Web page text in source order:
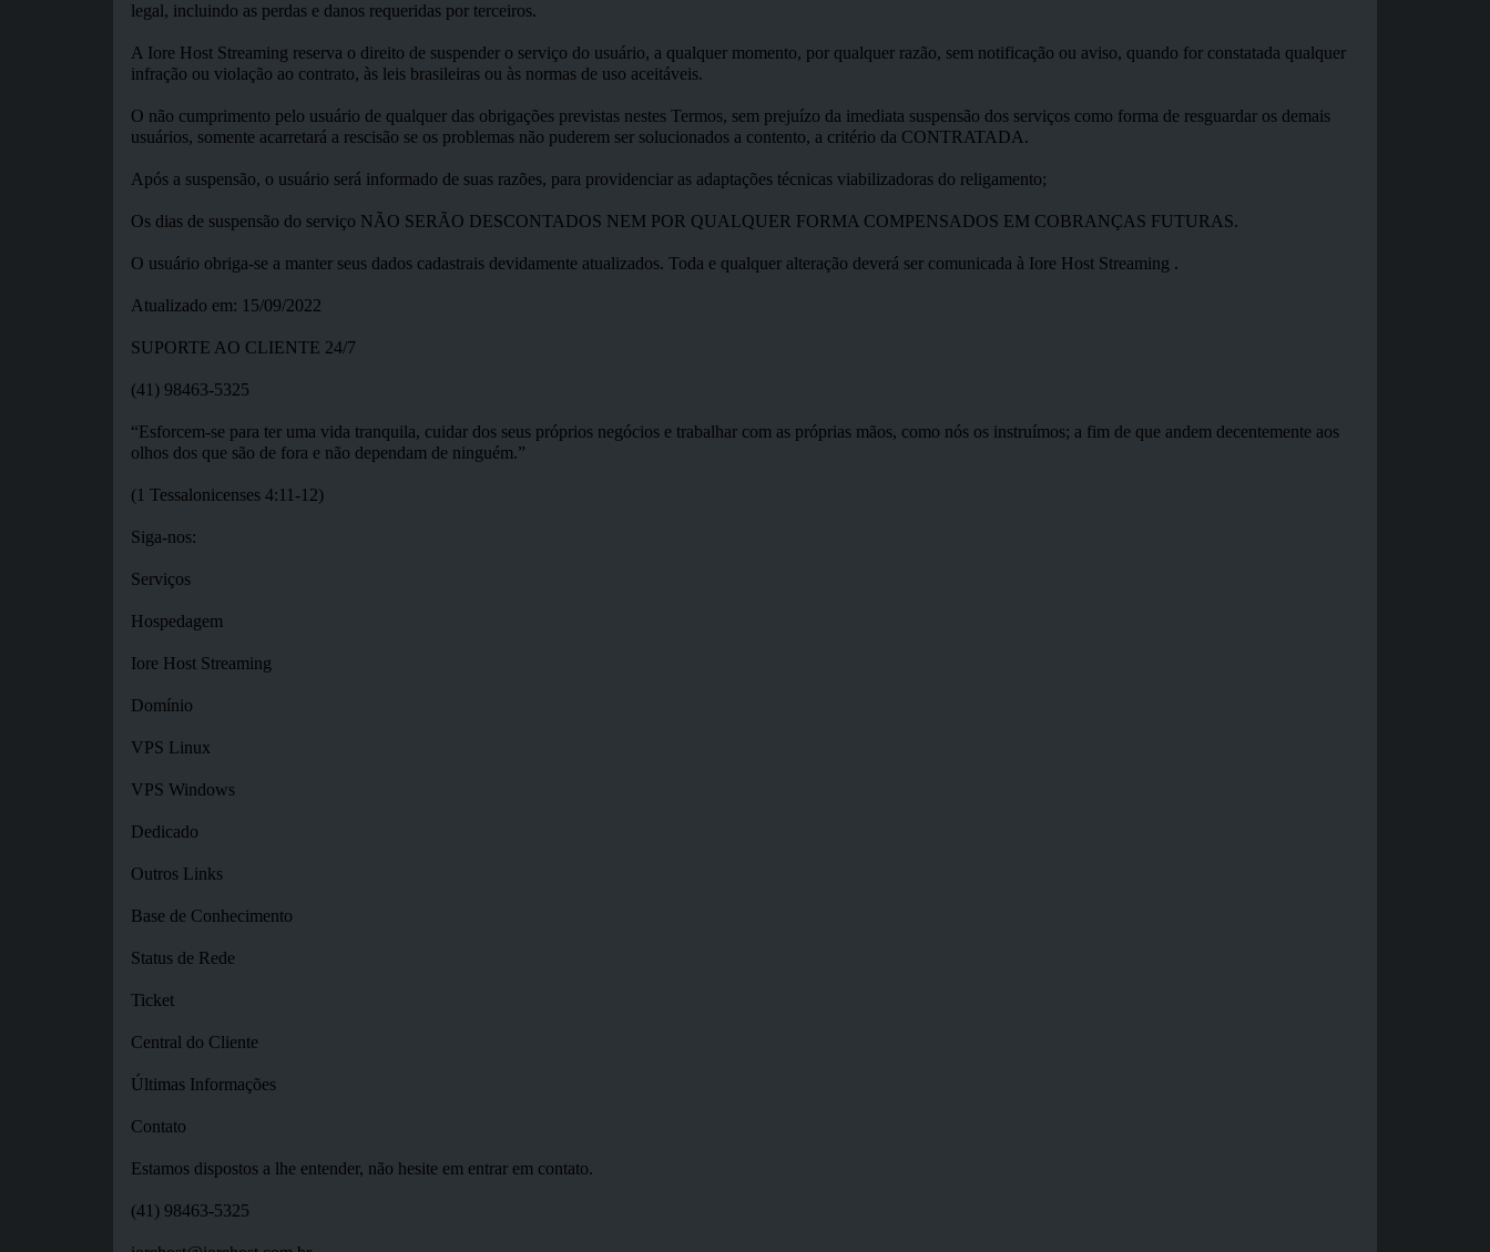
legal, incluindo as perdas e danos requeridas por terceiros.
A Iore Host Streaming reserva o direito de suspender o serviço do usuário, a qualquer momento, por qualquer razão, sem notificação ou aviso, quando for constatada qualquer
infração ou violação ao contrato, às leis brasileiras ou às normas de uso aceitáveis.
O não cumprimento pelo usuário de qualquer das obrigações previstas nestes Termos, sem prejuízo da imediata suspensão dos serviços como forma de resguardar os demais
usuários, somente acarretará a rescisão se os problemas não puderem ser solucionados a contento, a critério da CONTRATADA.
Após a suspensão, o usuário será informado de suas razões, para providenciar as adaptações técnicas viabilizadoras do religamento;
Os dias de suspensão do serviço NÃO SERÃO DESCONTADOS NEM POR QUALQUER FORMA COMPENSADOS EM COBRANÇAS FUTURAS.
O usuário obriga-se a manter seus dados cadastrais devidamente atualizados. Toda e qualquer alteração deverá ser comunicada à Iore Host Streaming .
Atualizado em: 15/09/2022
SUPORTE AO CLIENTE 24/7
(41) 98463-5325
“Esforcem-se para ter uma vida tranquila, cuidar dos seus próprios negócios e trabalhar com as próprias mãos, como nós os instruímos; a fim de que andem decentemente aos
olhos dos que são de fora e não dependam de ninguém.”
(1 Tessalonicenses 4:11-12)
Siga-nos:
Serviços
Hospedagem
Iore Host Streaming
Domínio
VPS Linux
VPS Windows
Dedicado
Outros Links
Base de Conhecimento
Status de Rede
Ticket
Central do Cliente
Últimas Informações
Contato
Estamos dispostos a lhe entender, não hesite em entrar em contato.
(41) 98463-5325